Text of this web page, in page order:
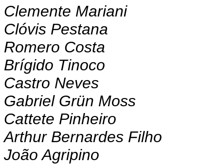
Clemente Mariani
Clóvis Pestana
Romero Costa
Brígido Tinoco
Castro Neves
Gabriel Grün Moss
Cattete Pinheiro
Arthur Bernardes Filho
João Agripino